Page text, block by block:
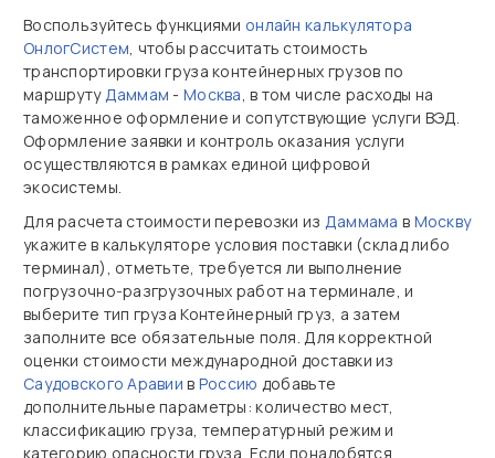
Воспользуйтесь функциями онлайн калькулятора
ОнлогСистем, чтобы рассчитать стоимость
транспортировки груза контейнерных грузов по
маршрутуДаммам -Москва, в том числе расходы на
таможенное оформление и сопутствующие услуги ВЭД.
Оформление заявки и контроль оказания услуги
осуществляются в рамках единой цифровой
экосистемы.
Для расчета стоимости перевозки из Даммама в Москву
укажите в калькуляторе условия поставки (склад либо
терминал), отметьте, требуется ли выполнение
погрузочно‑разгрузочных работ на терминале, и
выберите тип груза Контейнерный груз, а затем
заполните все обязательные поля. Для корректной
оценки стоимости международной доставки из
Саудовского Аравии в Россию добавьте
дополнительные параметры: количество мест,
классификацию груза, температурный режим и
категорию опасности груза. Если понадобятся